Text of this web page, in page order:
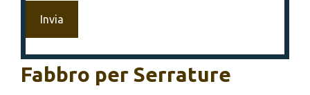
Fabbro per Serrature